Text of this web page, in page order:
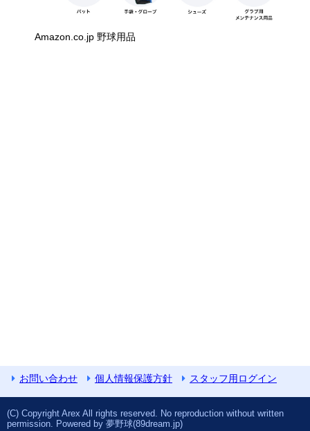
Amazon.co.jp 野球用品
お問い合わせ 個人情報保護方針 スタッフ用ログイン
(C) Copyright Arex All rights reserved. No reproduction without written
permission. Powered by 夢野球(89dream.jp)